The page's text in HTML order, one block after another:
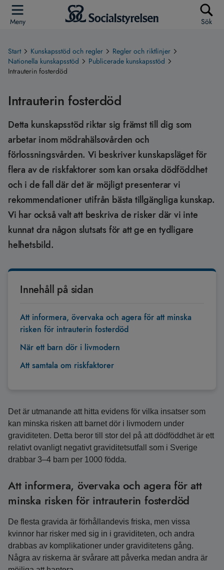
Meny Sök
Start Kunskapsstöd och regler
Regler och riktlinjer
Nationella kunskapsstöd
Publicerade kunskapsstöd
Intrauterin fosterdöd
Intrauterin fosterdöd
Detta kunskapsstöd riktar sig främst till dig som
arbetar inom mödrahälsovården och
förlossningsvården. Vi beskriver kunskapsläget för
flera av de riskfaktorer som kan orsaka dödföddhet
och i de fall där det är möjligt presenterar vi
rekommendationer utifrån bästa tillgängliga kunskap.
Vi har också valt att beskriva de risker där vi inte
kunnat dra någon slutsats för att ge en tydligare
helhetsbild.
Innehåll på sidan
Att informera, övervaka och agera för att minska
risken för intrauterin fosterdöd
När ett barn dör i livmodern
Att samtala om riskfaktorer
Det är utmanande att hitta evidens för vilka insatser som
kan minska risken att barnet dör i livmodern under
graviditeten. Detta beror till stor del på att dödföddhet är ett
relativt ovanligt negativt graviditetsutfall som i Sverige
drabbar 3–4 barn per 1000 födda.
Att informera, övervaka och agera för att
minska risken för intrauterin fosterdöd
De flesta gravida är förhållandevis friska, men vissa
kvinnor har risker med sig in i graviditeten, och andra
drabbas av komplikationer under graviditetens gång.
Några av riskerna är svårare att påverka medan andra är